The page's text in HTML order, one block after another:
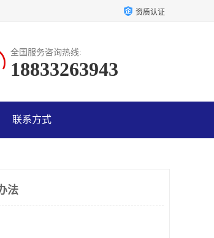
资质认证
全国服务咨询热线:
18833263943
联系方式
法